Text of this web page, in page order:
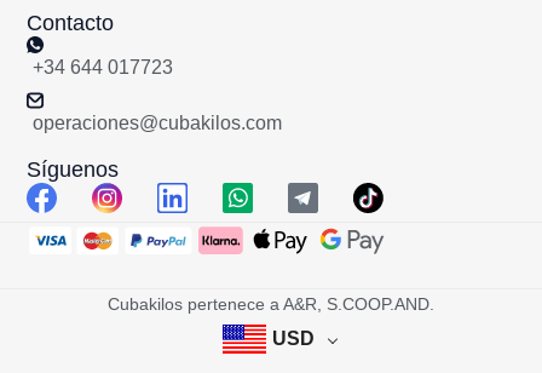
Contacto
+34 644 017723
operaciones@cubakilos.com
Síguenos
Cubakilos pertenece a A&R, S.COOP.AND.
USD